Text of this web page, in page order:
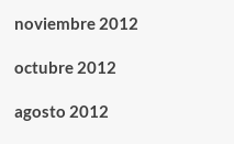
noviembre 2012
octubre 2012
agosto 2012